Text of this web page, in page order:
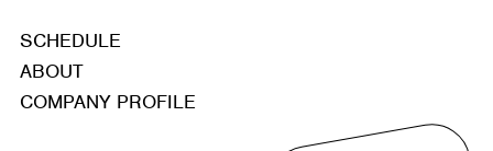
SCHEDULE
ABOUT
COMPANY PROFILE